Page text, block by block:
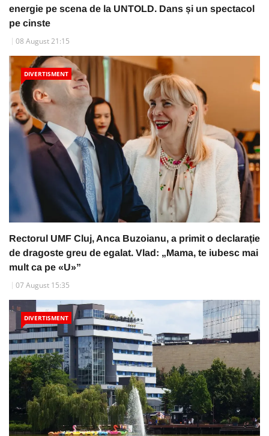
energie pe scena de la UNTOLD. Dans și un spectacol
pe cinste
08 August 21:15
DIVERTISMENT
Rectorul UMF Cluj, Anca Buzoianu, a primit o declarație
de dragoste greu de egalat. Vlad: „Mama, te iubesc mai
mult ca pe «U»”
07 August 15:35
DIVERTISMENT